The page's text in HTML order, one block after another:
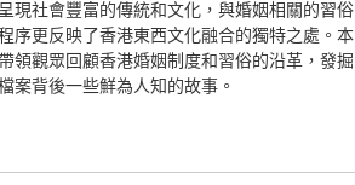
現社會豐富的傳統和文化，與婚姻相關的習俗
序更反映了香港東西文化融合的獨特之處。本
領觀眾回顧香港婚姻制度和習俗的沿革，發掘
案背後一些鮮為人知的故事。